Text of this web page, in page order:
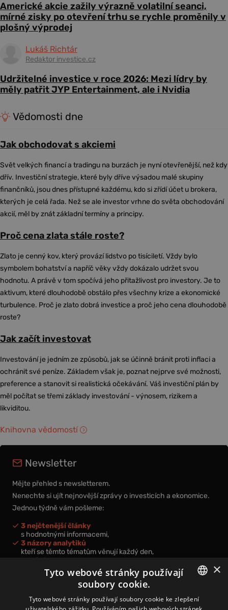
Americké akcie zažily výrazně volatilní seanci,
mírné zisky po otevření trhu se rychle proměnily v
plošný výprodej
Lukáš Richtár
Redaktor investice.cz
Udržitelné investice v roce 2026: Mezi lídry by
měly patřit JYP Entertainment, ale i Nvidia
Vědomosti dne
Jak obchodovat s akciemi
Svět velkých financí a tradingu na burzách je nyní otevřenější, než kdy
dřív. Investiční strategie, které byly dříve výsadou malé skupiny
finančníků, jsou dnes přístupné každému, kdo si zřídí účet u brokera,
kterých je celá řada. Než se ale investor vrhne do světa obchodování
akcií, měl by znát základní termíny a principy.
Proč cena zlata stále roste?
Zlato je cenný kov, který provází lidstvo po tisíciletí. Vždy bylo
symbolem bohatství a napříč věky vždy dokázalo udržet svou
hodnotu. A právě v tom spočívá jeho přitažlivost pro investory. Je to
aktivum, které dlouhodobě obstálo přes všechny krize a ekonomické
turbulence. Proč je zlato dobrá investice a proč jeho cena dlouhodobě
roste?
Jak začít investovat
Investování je jedním ze způsobů, jak se účinně bránit proti inflaci a
ochránit své peníze. Základem však je, poznat nejprve své možnosti,
preference a stanovit si realistická očekávání. Váš investiční plán by
měl počítat se třemi základy investování - výnosem, rizikem a
likviditou.
Knihovna vědomostí
Newsletter
Mějte přehled s newsletterem.
Nenechte si ujít nejnovější zprávy o investicích a ekonomice.
Jednou týdně vám pošleme:
3 nejčtenější články
s hodnotnými informacemi,
3 názory analytiků
kteří se těmto tématům věnují každý den,
nová videa a podcasty
k prohloubení vašich znalostí.
CZECH
×
Tyto webové stránky používají
soubory cookie.
Tyto webové stránky používají soubory cookie ke zlepšení